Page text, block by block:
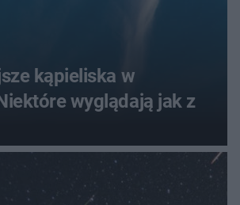
kąpieliska w
wyglądają jak z